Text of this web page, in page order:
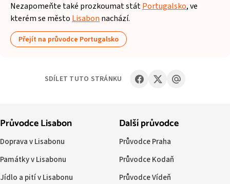
Nezapomeňte také prozkoumat státPortugalsko, ve
kterém se městoLisabonnachází.
Přejít na průvodce Portugalsko
SDÍLET TUTO STRÁNKU
Průvodce Lisabon
Doprava v Lisabonu
Památky v Lisabonu
Jídlo a pití v Lisabonu
Další průvodce
Průvodce Praha
Průvodce Kodaň
Průvodce Vídeň